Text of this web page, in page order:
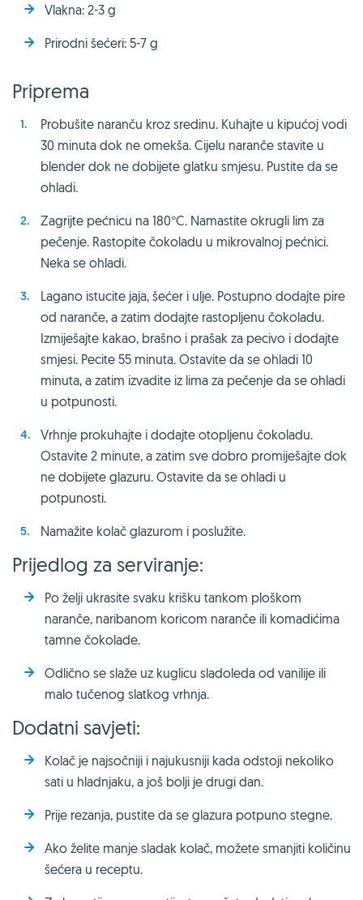
Vlakna: 2-3 g
Prirodni šećeri: 5-7 g
Priprema
Probušite naranču kroz sredinu. Kuhajte u kipućoj vodi
30 minuta dok ne omekša. Cijelu naranče stavite u
blender dok ne dobijete glatku smjesu. Pustite da se
ohladi.
Zagrijte pećnicu na 180°C. Namastite okrugli lim za
pečenje. Rastopite čokoladu u mikrovalnoj pećnici.
Neka se ohladi.
Lagano istucite jaja, šećer i ulje. Postupno dodajte pire
od naranče, a zatim dodajte rastopljenu čokoladu.
Izmiješajte kakao, brašno i prašak za pecivo i dodajte
smjesi. Pecite 55 minuta. Ostavite da se ohladi 10
minuta, a zatim izvadite iz lima za pečenje da se ohladi
u potpunosti.
Vrhnje prokuhajte i dodajte otopljenu čokoladu.
Ostavite 2 minute, a zatim sve dobro promiješajte dok
ne dobijete glazuru. Ostavite da se ohladi u
potpunosti.
Namažite kolač glazurom i poslužite.
Prijedlog za serviranje:
Po želji ukrasite svaku krišku tankom ploškom
naranče, naribanom koricom naranče ili komadićima
tamne čokolade.
Odlično se slaže uz kuglicu sladoleda od vanilije ili
malo tučenog slatkog vrhnja.
Dodatni savjeti:
Kolač je najsočniji i najukusniji kada odstoji nekoliko
sati u hladnjaku, a još bolji je drugi dan.
Prije rezanja, pustite da se glazura potpuno stegne.
Ako želite manje sladak kolač, možete smanjiti količinu
šećera u receptu.